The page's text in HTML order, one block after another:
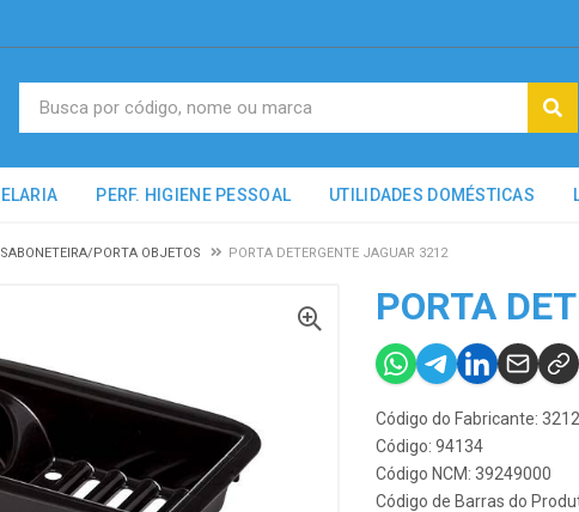
PERF. HIGIENE PESSOAL UTILIDADES DOMÉSTICAS
SABONETEIRA/PORTA OBJETOS PORTA DETERGENTE JAGUAR 3212
PORTA
Código do Fabricante: 3212
Código: 94134
Código NCM: 39249000
Código de Barras do